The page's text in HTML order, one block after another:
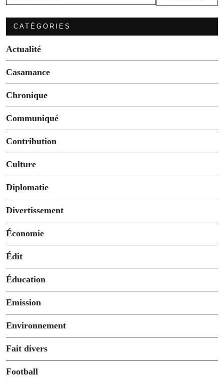
CATÉGORIES
Actualité
Casamance
Chronique
Communiqué
Contribution
Culture
Diplomatie
Divertissement
Économie
Édit
Éducation
Emission
Environnement
Fait divers
Football